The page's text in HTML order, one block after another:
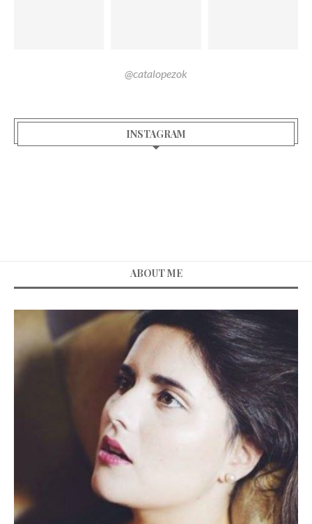
@catalopezok
INSTAGRAM
ABOUT ME